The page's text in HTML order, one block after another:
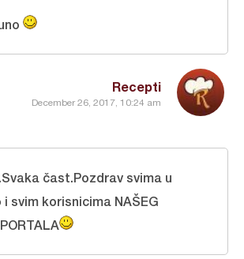
Recepti
December 26, 2017, 10:24 am
čast.Pozdrav svima u
svim korisnicima NAŠEG